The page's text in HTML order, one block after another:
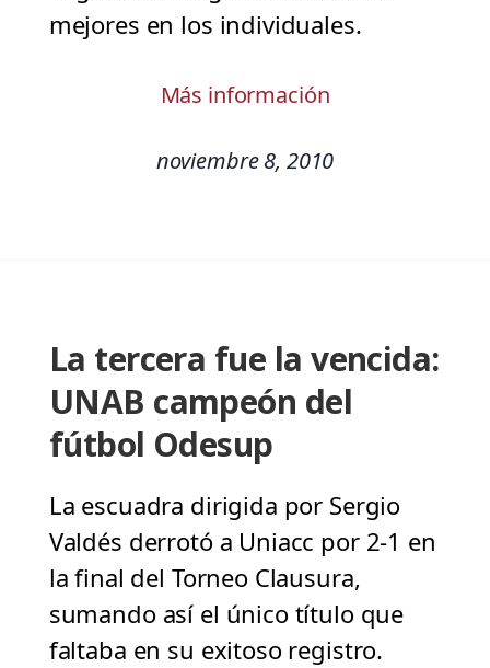
mejores en los individuales.
Más información
noviembre 8, 2010
La tercera fue la vencida:
UNAB campeón del
fútbol Odesup
La escuadra dirigida por Sergio
Valdés derrotó a Uniacc por 2-1 en
la final del Torneo Clausura,
sumando así el único título que
faltaba en su exitoso registro.